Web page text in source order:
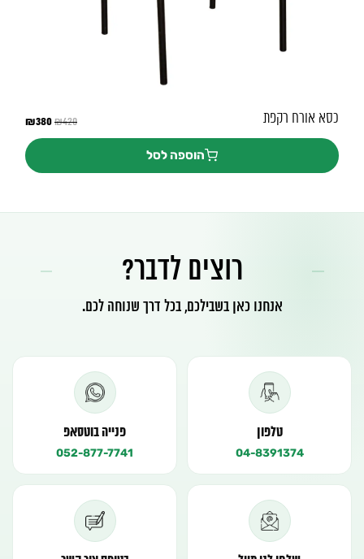
כסא אורח רקפת ₪420
המחיר₪380
המחיר
₪380.
הוספה לסל
רוצים לדבר?
אנחנו כאן בשבילכם, בכל דרך שנוחה לכם.
טלפון
04-8391374
פנייה בוטסאפ
052-877-7741